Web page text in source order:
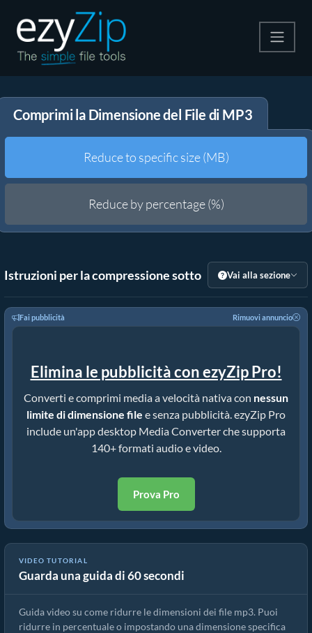
Decomprimi
Altri strumenti
Comprimi la Dimensione del File di MP3
Reduce to specific size (MB)
Reduce by percentage (%)
Istruzioni per la compressione sotto Vai alla sezione
Fai pubblicità Rimuovi annuncio
Elimina le pubblicità con ezyZip Pro!
Converti e comprimi media a velocità nativa con nessun
limite di dimensione file e senza pubblicità. ezyZip Pro
include un'app desktop Media Converter che supporta
140+ formati audio e video.
Prova Pro
VIDEO TUTORIAL
Guarda una guida di 60 secondi
Guida al Compressore mp3 | Riduci le Dimensioni dei File mp3
Guida video su come ridurre le dimensioni dei file mp3. Puoi
ridurre in percentuale o impostando una dimensione specifica